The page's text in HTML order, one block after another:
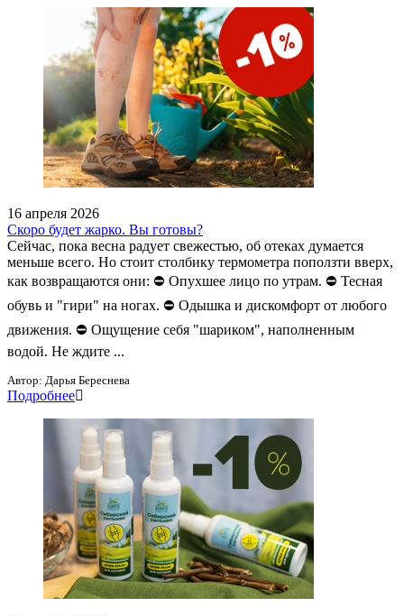
16 апреля 2026
Скоро будет жарко. Вы готовы?
Сейчас, пока весна радует свежестью, об отеках думается
меньше всего. Но стоит столбику термометра поползти вверх,
как возвращаются они: ⛔ Опухшее лицо по утрам. ⛔ Тесная
обувь и "гири" на ногах. ⛔ Одышка и дискомфорт от любого
движения. ⛔ Ощущение себя "шариком", наполненным
водой. Не ждите ...
Автор: Дарья Береснева
Подробнее